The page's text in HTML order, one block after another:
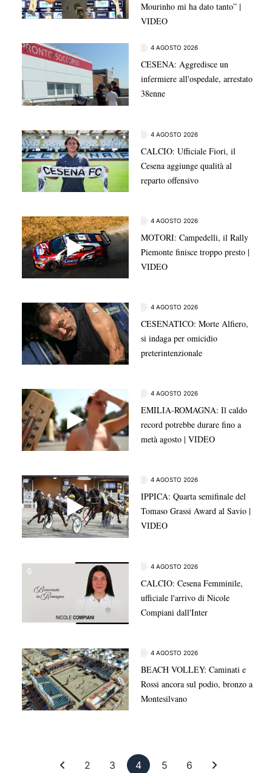
Mourinho mi ha dato tanto” |
VIDEO
4 AGOSTO 2026
CESENA: Aggredisce un
infermiere all'ospedale, arrestato
38enne
4 AGOSTO 2026
CALCIO: Ufficiale Fiori, il
Cesena aggiunge qualità al
reparto offensivo
4 AGOSTO 2026
MOTORI: Campedelli, il Rally
Piemonte finisce troppo presto |
VIDEO
4 AGOSTO 2026
CESENATICO: Morte Alfiero,
si indaga per omicidio
preterintenzionale
4 AGOSTO 2026
EMILIA-ROMAGNA: Il caldo
record potrebbe durare fino a
metà agosto | VIDEO
4 AGOSTO 2026
IPPICA: Quarta semifinale del
Tomaso Grassi Award al Savio |
VIDEO
4 AGOSTO 2026
CALCIO: Cesena Femminile,
ufficiale l'arrivo di Nicole
Compiani dall'Inter
4 AGOSTO 2026
BEACH VOLLEY: Caminati e
Rossi ancora sul podio, bronzo a
Montesilvano
Prima pagina
2 Pagina 2
3 Pagina 3
4 Pagina 4
5 Pagina 5
6 Pagina 6